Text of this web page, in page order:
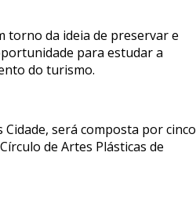
torno da ideia de preservar e
para estudar a
do turismo.
será composta por cinco
de Artes Plásticas de